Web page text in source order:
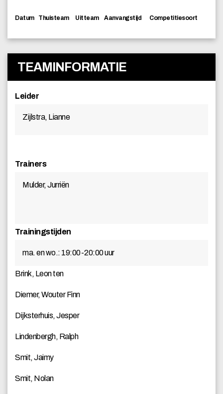
Datum Thuisteam Uitteam Aanvangstijd Competitiesoort
TEAMINFORMATIE
Leider
Zijlstra, Lianne
Trainers
Mulder, Jurriën
Trainingstijden
ma. en wo.: 19:00-20:00 uur
Brink, Leon ten
Diemer, Wouter Finn
Dijksterhuis, Jesper
Lindenbergh, Ralph
Smit, Jaimy
Smit, Nolan